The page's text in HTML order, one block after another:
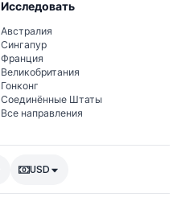
Исследовать
Австралия
Сингапур
Франция
Великобритания
Гонконг
Соединённые Штаты
Все направления
USD